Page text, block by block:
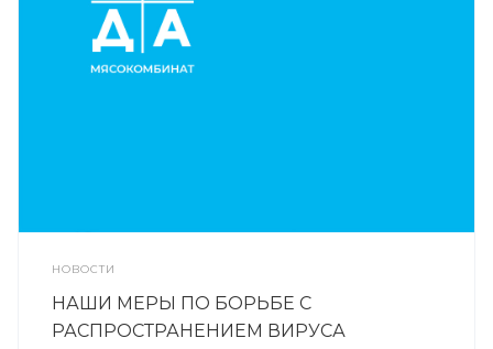
НОВОСТИ
НАШИ МЕРЫ ПО БОРЬБЕ С
РАСПРОСТРАНЕНИЕМ ВИРУСА